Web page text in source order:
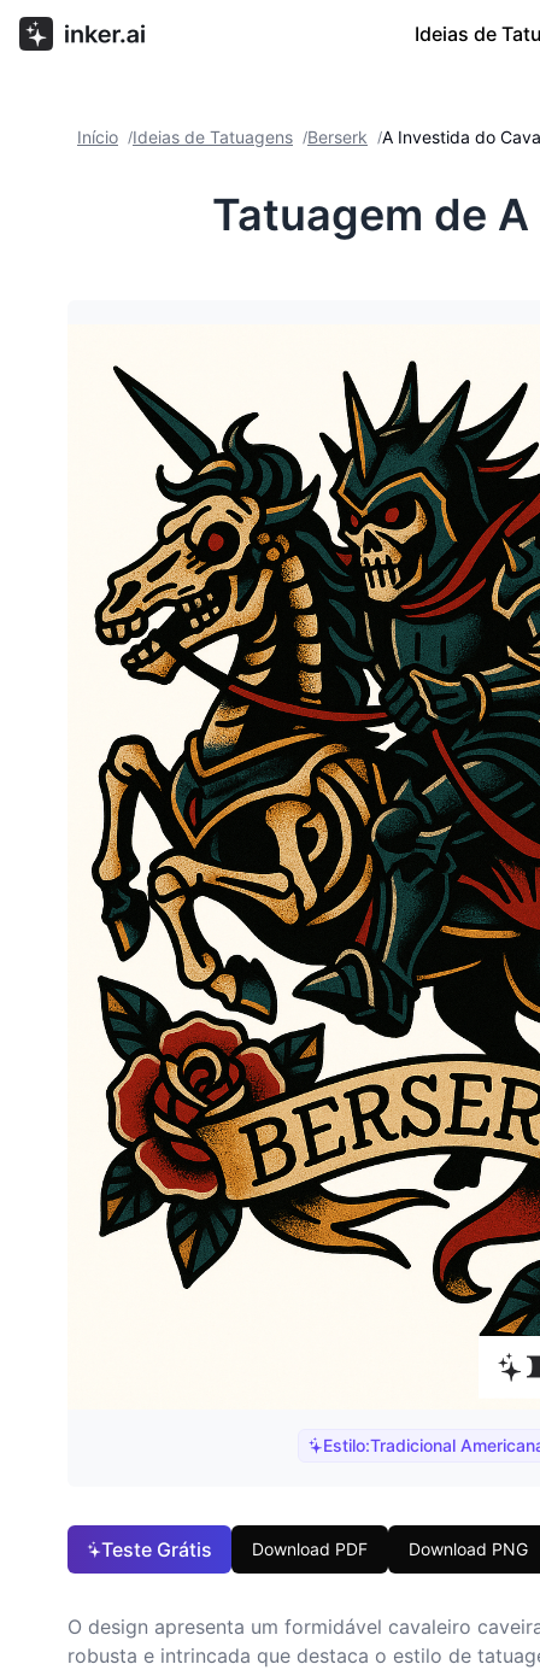
Ideias de
Início /Ideias de Tatuagens /Berserk /A Investida do
Tatuagem de
Estilo:Tradicional
Teste Grátis Download PDF Download PNG
O design apresenta um formidável cavaleiro
robusta e intrincada que destaca o estilo de